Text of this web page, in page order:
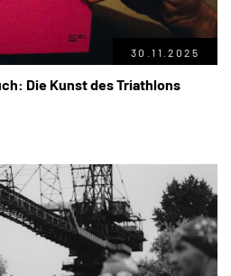
30.11.2025
Die Kunst des Triathlons